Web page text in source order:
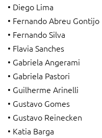
• Diego Lima
• Fernando Abreu Gontijo
• Fernando Silva
• Flavia Sanches
• Gabriela Angerami
• Gabriela Pastori
• Guilherme Arinelli
• Gustavo Gomes
• Gustavo Reinecken
• Katia Barga